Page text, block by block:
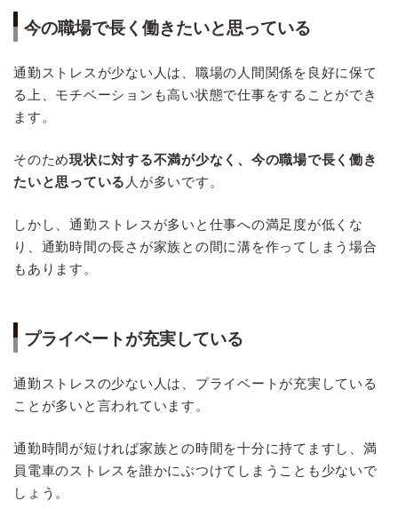
今の職場で長く働きたいと思っている
通勤ストレスが少ない人は、職場の人間関係を良好に保て
る上、モチベーションも高い状態で仕事をすることができ
ます。
そのため現状に対する不満が少なく、今の職場で長く働き
たいと思っている 人が多いです。
しかし、通勤ストレスが多いと仕事への満足度が低くな
り、通勤時間の長さが家族との間に溝を作ってしまう場合
もあります。
プライベートが充実している
通勤ストレスの少ない人は、プライベートが充実している
ことが多いと言われています。
通勤時間が短ければ家族との時間を十分に持てますし、満
員電車のストレスを誰かにぶつけてしまうことも少ないで
しょう。